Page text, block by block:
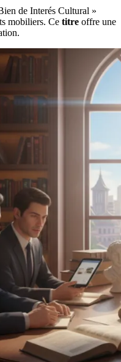
de Interés Cultural »
mobiliers. Ce titre offre une